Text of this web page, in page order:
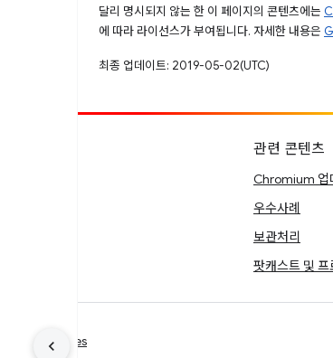
달리 명시되지 않는 한 이 페이지의 콘텐츠에는
에 따라 라이선스가 부여됩니다. 자세한 내용은
최종 업데이트: 2019-05-02(UTC)
관련 콘텐츠
Chromium 업
우수사례
보관처리
팟캐스트 및 프
Manage cookies